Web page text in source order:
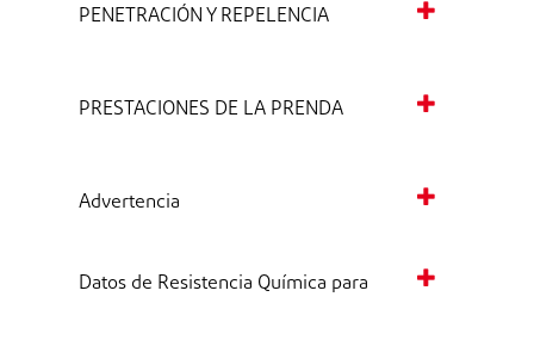
PENETRACIÓN Y REPELENCIA
PRESTACIONES DE LA PRENDA
Advertencia
Datos de Resistencia Química para